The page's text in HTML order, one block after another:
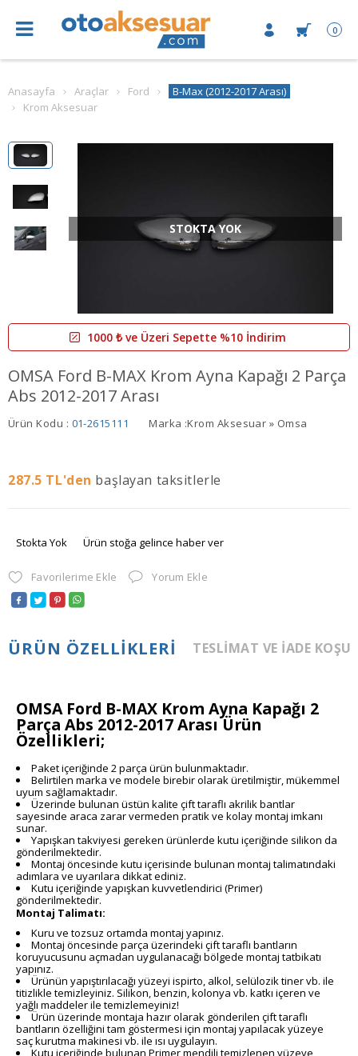
0
Anasayfa Araçlar Ford
B-Max (2012-2017 Arası)
Krom Aksesuar
STOKTA YOK
1000 ₺ ve Üzeri Sepette %10 İndirim
OMSA Ford B-MAX Krom Ayna Kapağı 2 Parça
Abs 2012-2017 Arası
Ürün Kodu : 01-2615111 Marka :Krom Aksesuar » Omsa
287.5 TL'den başlayan taksitlerle
Stokta Yok Ürün stoğa gelince haber ver
Favorilerime Ekle Yorum Ekle
ÜRÜN ÖZELLIKLERI TESLIMAT VE İADE
OMSA Ford B-MAX Krom Ayna Kapağı 2
Parça Abs 2012-2017 Arası Ürün
Özellikleri;
Paket içeriğinde 2 parça ürün bulunmaktadır.
Belirtilen marka ve modele birebir olarak üretilmiştir, mükemmel
uyum sağlamaktadır.
Üzerinde bulunan üstün kalite çift taraflı akrilik bantlar
sayesinde araca zarar vermeden pratik ve kolay montaj imkanı
sunar.
Yapışkan takviyesi gereken ürünlerde kutu içeriğinde silikon da
gönderilmektedir.
Montaj öncesinde kutu içerisinde bulunan montaj talimatındaki
adımlara ve uyarılara dikkat ediniz.
Kutu içeriğinde yapışkan kuvvetlendirici (Primer)
gönderilmektedir.
Montaj Talimatı:
Kuru ve tozsuz ortamda montaj yapınız.
Montaj öncesinde parça üzerindeki çift taraflı bantların
koruyucusunu açmadan uygulanacağı bölgede montaj tatbikatı
yapınız.
Ürünün yapıştırılacağı yüzeyi ispirto, alkol, selülozik tiner vb. ile
titizlikle temizleyiniz. Silikon, benzin, kolonya vb. katkı içeren ve
yağlı maddeler ile temizlemeyiniz!
Ürün üzerinde montaja hazır olarak gönderilen çift taraflı
bantların özelliğini tam göstermesi için montaj yapılacak yüzeye
saç kurutma makinesi vb. ile ısı uygulayın.
Kutu içeriğinde bulunan Primer mendili temizlenen yüzeye